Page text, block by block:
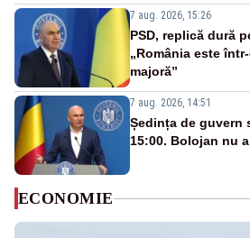
7 aug. 2026, 15:26
PSD, replică dură
„România este
majoră”
7 aug. 2026, 14:51
Ședința de guvern
15:00. Bolojan nu
ECONOMIE